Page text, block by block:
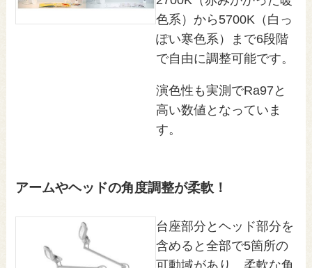
色系）から5700K（白っ
ぽい寒色系）まで6段階
で自由に調整可能です。
演色性も実測でRa97と
高い数値となっていま
す。
アームやヘッドの角度調整が柔軟！
台座部分とヘッド部分を
含めると全部で5箇所の
可動域があり、柔軟な角